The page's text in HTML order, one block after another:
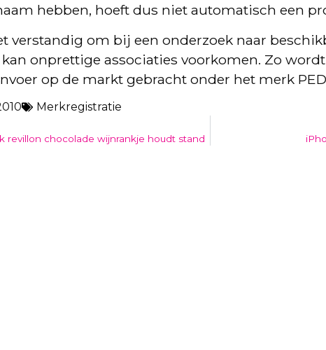
hebben, hoeft dus niet automatisch een
verstandig om bij een onderzoek naar
onprettige associaties voorkomen. Zo
op de markt gebracht onder het merk
Merkregistratie
revillon chocolade wijnrankje houdt stand